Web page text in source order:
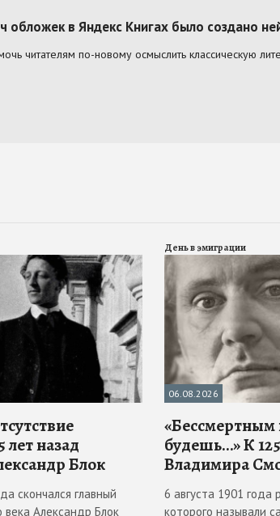
лет назад
Блок
скончался главный
века Александр Блок
День в эмиграции
06.08.2026
«Бессмертным
будешь…» К
Владимира
6 августа 1901 года
которого называли